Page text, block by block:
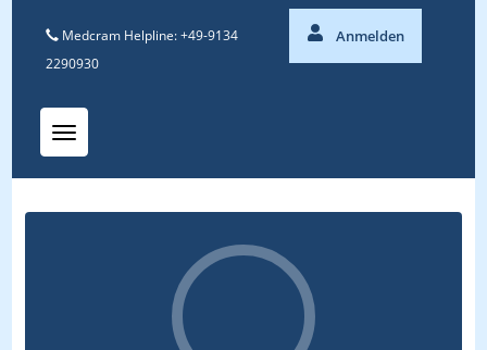
Medcram Helpline: +49-9134
2290930
Anmelden
Toggle navigation